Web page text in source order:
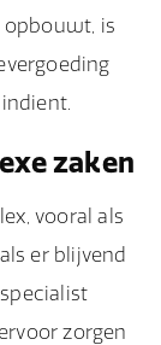
opbouwt, is
zaken
vooral als
er blijvend
zorgen